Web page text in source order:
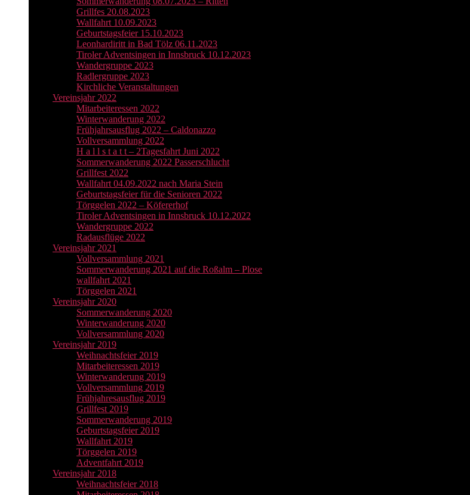
Grillfes 20.08.2023
Wallfahrt 10.09.2023
Geburtstagsfeier 15.10.2023
Leonhardiritt in Bad Tölz 06.11.2023
Tiroler Adventsingen in Innsbruck 10.12.2023
Wandergruppe 2023
Radlergruppe 2023
Kirchliche Veranstaltungen
Vereinsjahr 2022
Mitarbeiteressen 2022
Winterwanderung 2022
Frühjahrsausflug 2022 – Caldonazzo
Vollversammlung 2022
H a l l s t a t t – 2Tagesfahrt Juni 2022
Sommerwanderung 2022 Passerschlucht
Grillfest 2022
Wallfahrt 04.09.2022 nach Maria Stein
Geburtstagsfeier für die Senioren 2022
Törggelen 2022 – Köfererhof
Tiroler Adventsingen in Innsbruck 10.12.2022
Wandergruppe 2022
Radausflüge 2022
Vereinsjahr 2021
Vollversammlung 2021
Sommerwanderung 2021 auf die Roßalm – Plose
wallfahrt 2021
Törggelen 2021
Vereinsjahr 2020
Sommerwanderung 2020
Winterwanderung 2020
Vollversammlung 2020
Vereinsjahr 2019
Weihnachtsfeier 2019
Mitarbeiteressen 2019
Winterwanderung 2019
Vollversammlung 2019
Frühjahresausflug 2019
Grillfest 2019
Sommerwanderung 2019
Geburtstagsfeier 2019
Wallfahrt 2019
Törggelen 2019
Adventfahrt 2019
Vereinsjahr 2018
Weihnachtsfeier 2018